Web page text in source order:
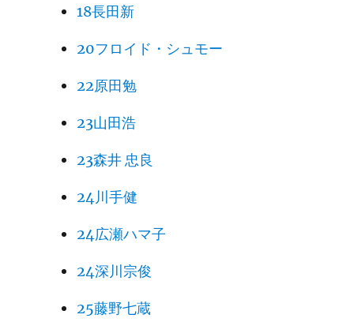
18長田新
20フロイド・シュモー
22原田勉
23山田浩
23森井 忠良
24川手健
24広瀬ハマ子
24深川宗俊
25藤野七蔵